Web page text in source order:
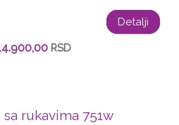
Detalji
RSD
sa rukavima 751w